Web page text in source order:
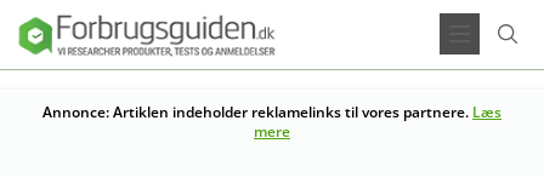
Annonce: Artiklen indeholder reklamelinks til vores partnere. Læs
mere